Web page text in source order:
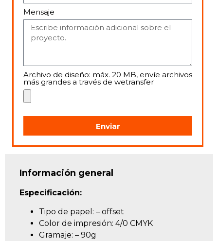
Mensaje
Archivo de diseño: máx. 20 MB, envíe archivos
más grandes a través de wetransfer
Enviar
Información general
Especificación:
Tipo de papel: – offset
Color de impresión: 4/0 CMYK
Gramaje: – 90g